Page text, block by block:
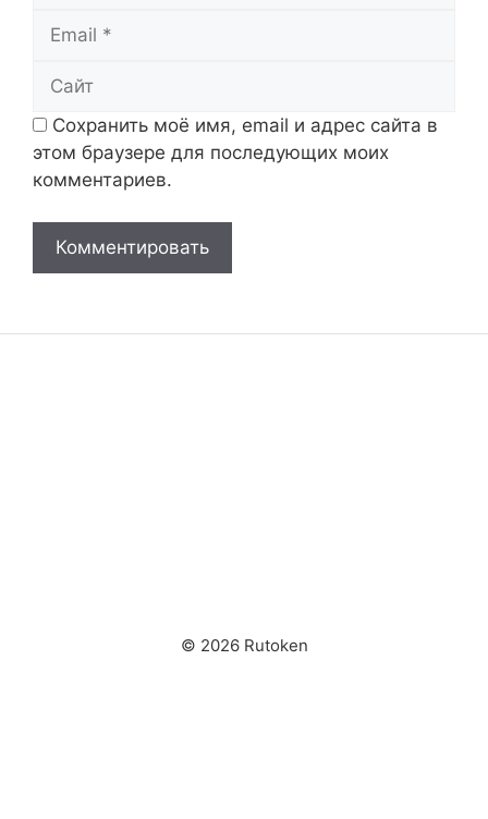
Email
Сайт
Сохранить моё имя, email и адрес сайта в
этом браузере для последующих моих
комментариев.
© 2026 Rutoken